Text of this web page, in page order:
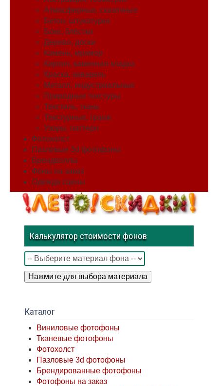
Атмосферные, сказочные
Бетон, штукатурка
Боке, блёстки
Дерево, доски
Камень, мрамор
Кирпич, каменная кладка
Краска, акварель
Металл, индустриальные
Природные текстуры
Текстиль, ткань
Текстурные, гранж
Узоры, паттерн
Фотохолст
Пазловые 3d фотофоны
Брендволлы
Фоны на заказ
Одежда сцены
Калькулятор стоимости фонов
Нажмите для выбора материала
Каталог
Виниловые фотофоны
Тканевые фотофоны
Фотохолст
Пазловые 3d фотофоны
Брендированные фотофоны
Фотофоны на заказ